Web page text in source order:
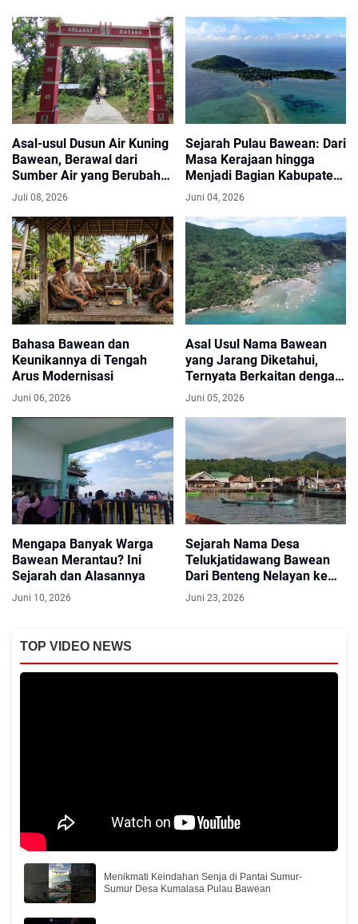
Asal-usul Dusun Air Kuning
Bawean, Berawal dari
Sumber Air yang Berubah
Kekuningan
Juli 08, 2026
Sejarah Pulau Bawean: Dari
Masa Kerajaan hingga
Menjadi Bagian Kabupaten
Gresik
Juni 04, 2026
Bahasa Bawean dan
Keunikannya di Tengah
Arus Modernisasi
Juni 06, 2026
Asal Usul Nama Bawean
yang Jarang Diketahui,
Ternyata Berkaitan dengan
Kisah Ini
Juni 05, 2026
Mengapa Banyak Warga
Bawean Merantau? Ini
Sejarah dan Alasannya
Juni 10, 2026
Sejarah Nama Desa
Telukjatidawang Bawean
Dari Benteng Nelayan ke
Desa Wisata
Juni 23, 2026
TOP VIDEO NEWS
Menikmati Keindahan Senja di Pantai Sumur-
Sumur Desa Kumalasa Pulau Bawean